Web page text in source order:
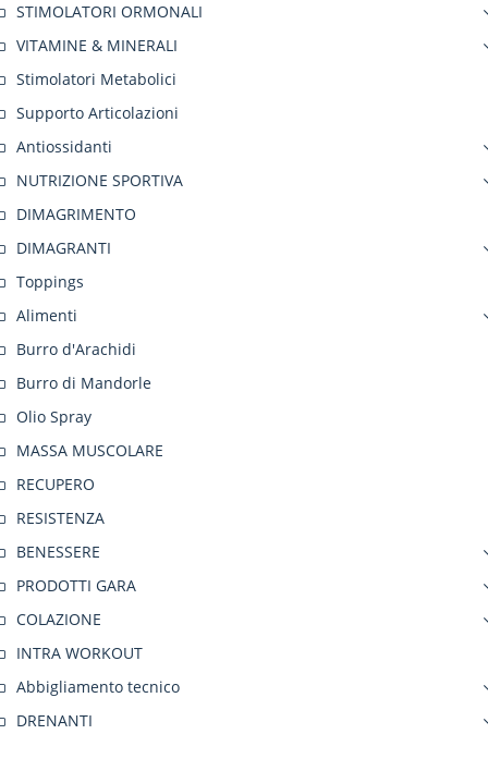
STIMOLATORI ORMONALI
VITAMINE & MINERALI
Stimolatori Metabolici
Supporto Articolazioni
Antiossidanti
NUTRIZIONE SPORTIVA
DIMAGRIMENTO
DIMAGRANTI
Toppings
Alimenti
Burro d'Arachidi
Burro di Mandorle
Olio Spray
MASSA MUSCOLARE
RECUPERO
RESISTENZA
BENESSERE
PRODOTTI GARA
COLAZIONE
INTRA WORKOUT
Abbigliamento tecnico
DRENANTI